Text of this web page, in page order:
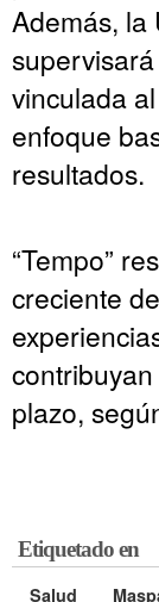
Además, la
vinculada
enfoque
resultados.
“Tempo”
creciente
plazo,
Etiquetado en
Salud